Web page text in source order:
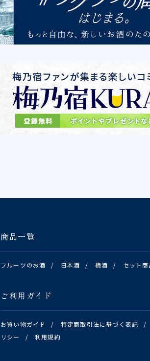
商品一覧
フルーツのお酒 / 日本酒 / 梅酒 / セット商
ご利用ガイド
お買い物ガイド / 特定商取引法に基づく表記 /
リシー
/ 利用規約